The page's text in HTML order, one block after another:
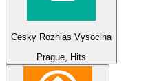
Cesky Rozhlas Vysocina
Prague, Hits